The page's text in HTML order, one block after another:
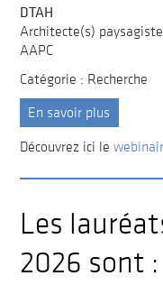
DTAH
Architecte(s)
AAPC
Catégorie : Recherche
En savoir plus
Découvrez ici le
Les
2026 sont :